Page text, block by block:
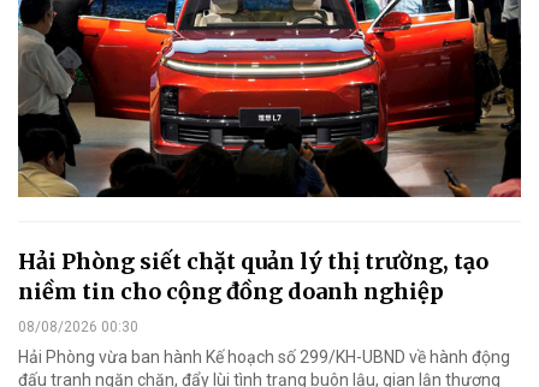
Hải Phòng siết chặt quản lý thị trường, tạo
niềm tin cho cộng đồng doanh nghiệp
08/08/2026 00:30
Hải Phòng vừa ban hành Kế hoạch số 299/KH-UBND về hành động
đấu tranh ngăn chặn, đẩy lùi tình trạng buôn lậu, gian lận thương